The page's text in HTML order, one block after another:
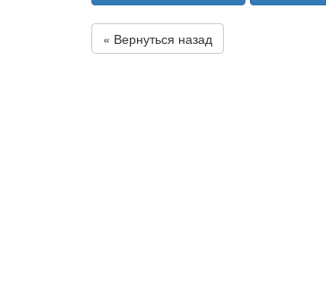
« Вернуться назад